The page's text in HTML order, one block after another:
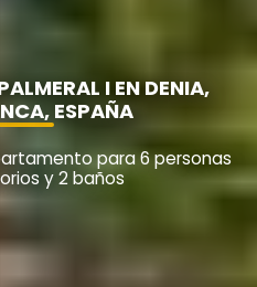
I EN DENIA,
ESPAÑA
para 6 personas
y 2 baños